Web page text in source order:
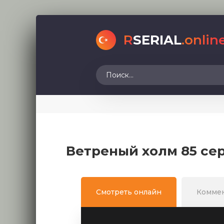
RSERIAL
Ветреный холм 85
Смотреть онлайн